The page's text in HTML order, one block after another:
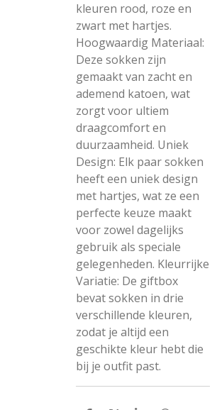
kleuren rood, roze en
zwart met hartjes.
Hoogwaardig Materiaal:
Deze sokken zijn
gemaakt van zacht en
ademend katoen, wat
zorgt voor ultiem
draagcomfort en
duurzaamheid. Uniek
Design: Elk paar sokken
heeft een uniek design
met hartjes, wat ze een
perfecte keuze maakt
voor zowel dagelijks
gebruik als speciale
gelegenheden. Kleurrijke
Variatie: De giftbox
bevat sokken in drie
verschillende kleuren,
zodat je altijd een
geschikte kleur hebt die
bij je outfit past.